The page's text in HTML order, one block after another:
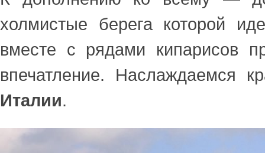
холмистые берега которой
вместе с рядами кипарисов
впечатление. Наслаждаемся
Италии.